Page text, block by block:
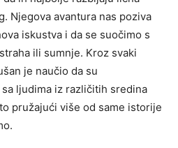
Njegova avantura nas poziva
iskustva i da se suočimo s
ili sumnje. Kroz svaki
je naučio da su
ljudima iz različitih sredina
pružajući više od same istorije